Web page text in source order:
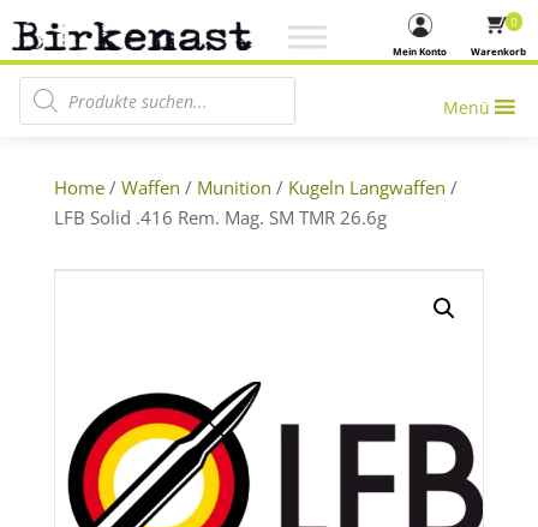
Warenkorb
0
Mein Konto
Products search
Menü
Home/ Waffen / Munition / Kugeln Langwaffen /
LFB Solid .416 Rem. Mag. SM TMR 26.6g